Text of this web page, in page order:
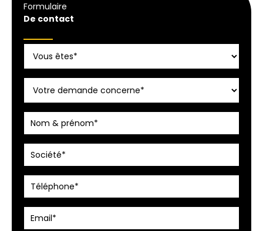
Formulaire
De contact
simple
téléphone